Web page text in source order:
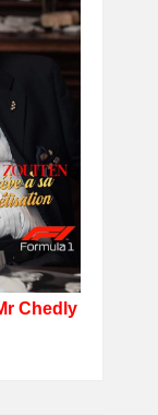
Chedly